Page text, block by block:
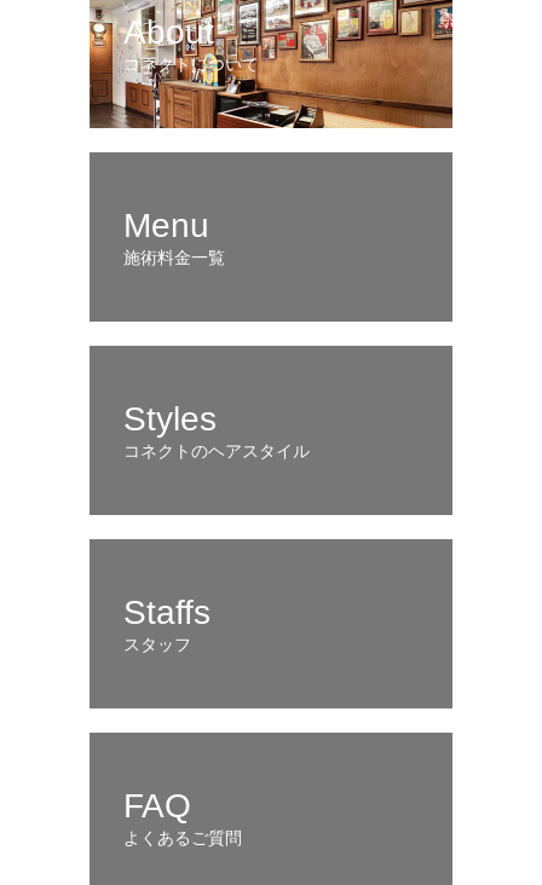
About
コネクトについて
Menu
施術料金一覧
Styles
コネクトのヘアスタイル
Staffs
スタッフ
FAQ
よくあるご質問